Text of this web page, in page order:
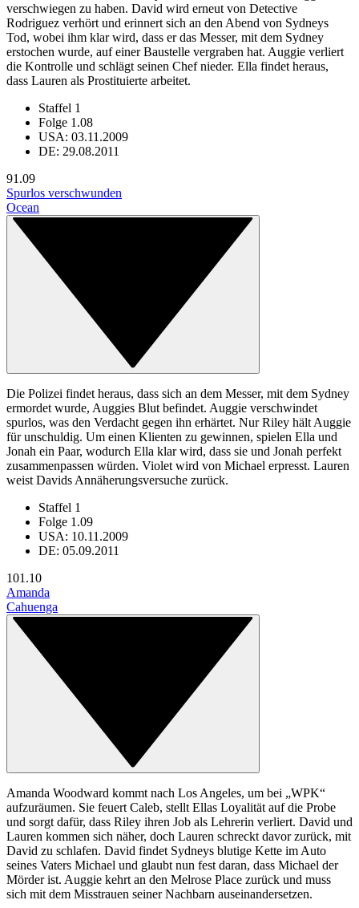
verschwiegen zu haben. David wird erneut von Detective
Rodriguez verhört und erinnert sich an den Abend von Sydneys
Tod, wobei ihm klar wird, dass er das Messer, mit dem Sydney
erstochen wurde, auf einer Baustelle vergraben hat. Auggie verliert
die Kontrolle und schlägt seinen Chef nieder. Ella findet heraus,
dass Lauren als Prostituierte arbeitet.
Staffel 1
Folge 1.08
USA: 03.11.2009
DE: 29.08.2011
91.09
Spurlos verschwunden
Ocean
Die Polizei findet heraus, dass sich an dem Messer, mit dem Sydney
ermordet wurde, Auggies Blut befindet. Auggie verschwindet
spurlos, was den Verdacht gegen ihn erhärtet. Nur Riley hält Auggie
für unschuldig. Um einen Klienten zu gewinnen, spielen Ella und
Jonah ein Paar, wodurch Ella klar wird, dass sie und Jonah perfekt
zusammenpassen würden. Violet wird von Michael erpresst. Lauren
weist Davids Annäherungsversuche zurück.
Staffel 1
Folge 1.09
USA: 10.11.2009
DE: 05.09.2011
101.10
Amanda
Cahuenga
Amanda Woodward kommt nach Los Angeles, um bei „WPK“
aufzuräumen. Sie feuert Caleb, stellt Ellas Loyalität auf die Probe
und sorgt dafür, dass Riley ihren Job als Lehrerin verliert. David und
Lauren kommen sich näher, doch Lauren schreckt davor zurück, mit
David zu schlafen. David findet Sydneys blutige Kette im Auto
seines Vaters Michael und glaubt nun fest daran, dass Michael der
Mörder ist. Auggie kehrt an den Melrose Place zurück und muss
sich mit dem Misstrauen seiner Nachbarn auseinandersetzen.